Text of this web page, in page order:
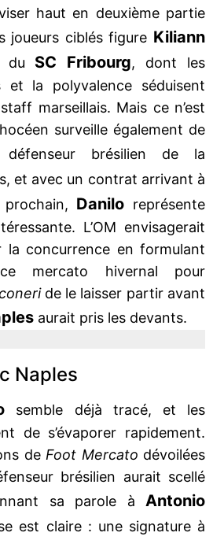
haut en deuxième partie
joueurs ciblés figure Kiliann
du SC Fribourg, dont les
et la polyvalence séduisent
marseillais. Mais ce n’est
surveille également de
brésilien de la
et avec un contrat arrivant à
Danilo représente
L’OM envisagerait
la concurrence en formulant
mercato hivernal pour
de le laisser partir avant
aurait pris les devants.
Naples
semble déjà tracé, et les
de s’évaporer rapidement.
de Foot Mercato dévoilées
brésilien aurait scellé
sa parole à Antonio
est claire : une signature à